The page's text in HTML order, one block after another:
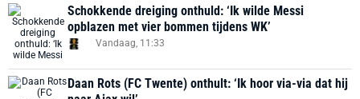
Schokkende dreiging onthuld: ‘Ik wilde Messi
opblazen met vier bommen tijdens WK’
Vandaag, 11:33
Daan Rots (FC Twente) onthult: ‘Ik hoor via-via dat hij